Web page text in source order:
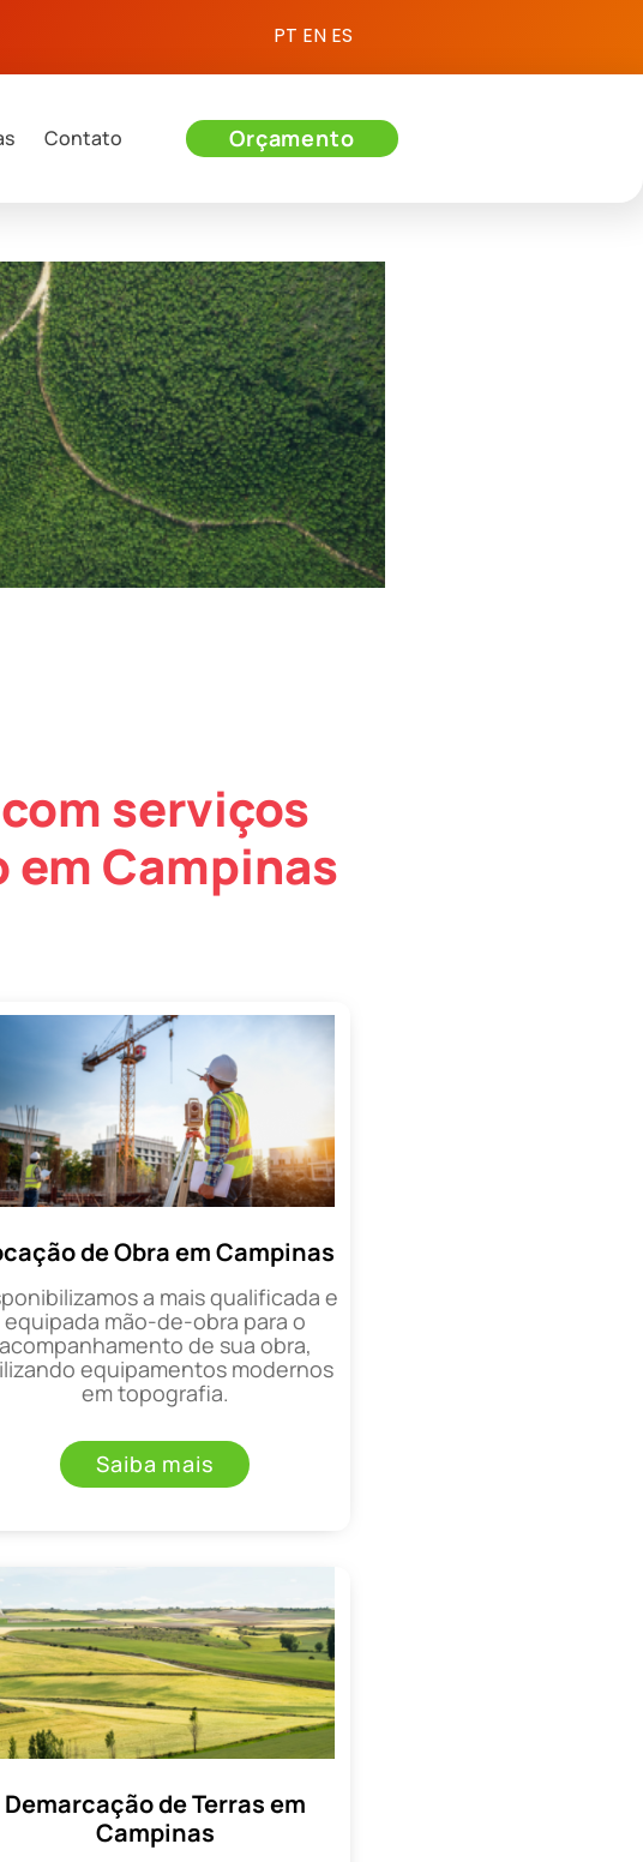
PT EN ES
Contato Orçamento
serviços
Campinas
de Obra em Campinas
a mais qualificada e
equipada mão-de-obra para o
acompanhamento de sua obra,
equipamentos modernos
em topografia.
Saiba mais
Demarcação de Terras em
Campinas